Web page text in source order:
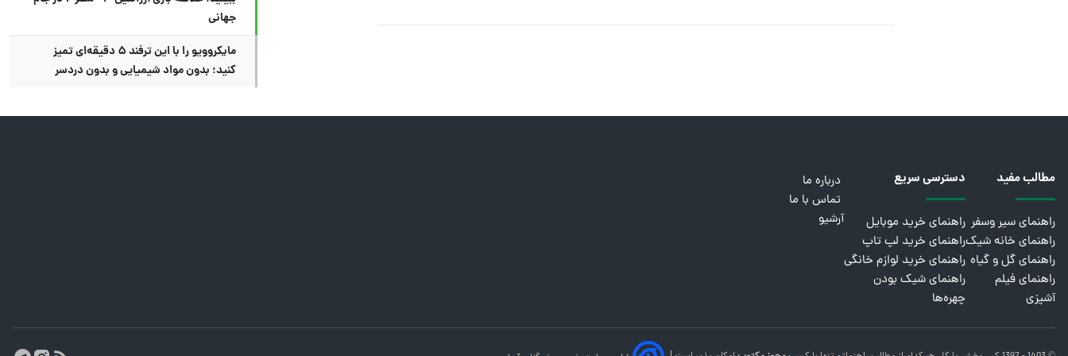
جهانی
مایکروویو را با این ترفند ۵ دقیقه‌ای تمیز
کنید؛ بدون مواد شیمیایی و بدون دردسر
مطالب مفید
راهنمای سیر وسفر
راهنمای خانه شیک
راهنمای گل و گیاه
راهنمای فیلم
آشپزی
دسترسی سریع
راهنمای خرید موبایل
راهنمای خرید لپ تاپ
راهنمای خرید لوازم خانگی
راهنمای شیک بودن
چهره‌ها
درباره ما
تماس با ما
آرشیو